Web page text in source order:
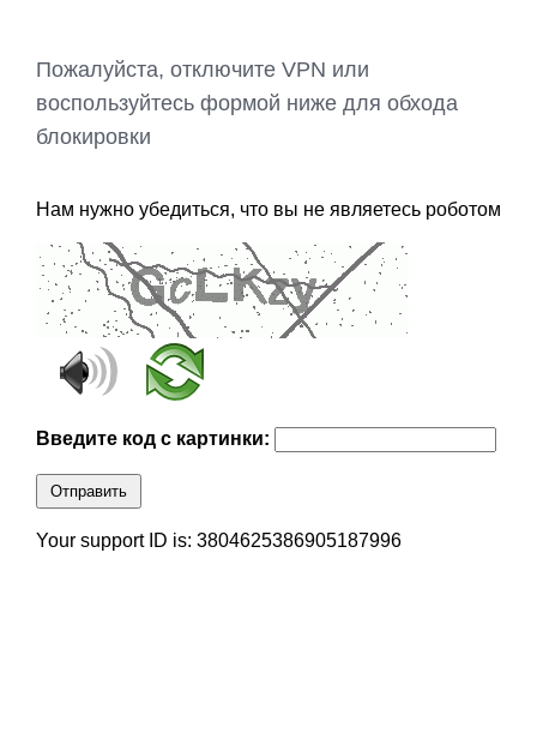
Пожалуйста, отключите VPN или
воспользуйтесь формой ниже для обхода
блокировки
Нам нужно убедиться, что вы не являетесь роботом
Введите код с картинки:
Отправить
Your support ID is: 3804625386905187996